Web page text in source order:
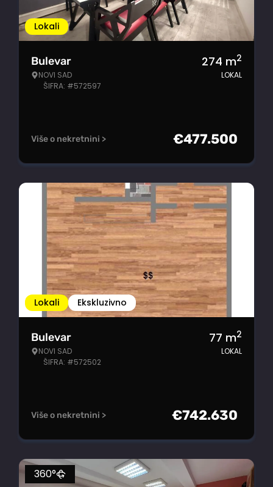
Lokali
Bulevar
NOVI SAD
ŠIFRA: #572597
274 m2
LOKAL
Više o nekretnini > €477.500
Lokali Ekskluzivno
Bulevar
NOVI SAD
ŠIFRA: #572502
77 m2
LOKAL
Više o nekretnini > €742.630
360°